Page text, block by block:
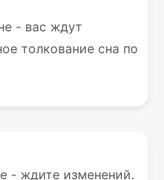
- вас ждут
толкование сна по
- ждите изменений.